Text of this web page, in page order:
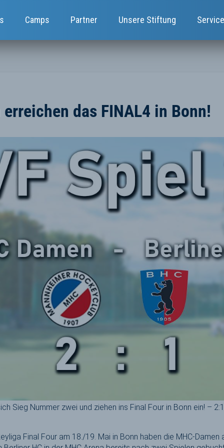
Camps Partner Unsere Stiftung Service
erreichen das FINAL4 in Bonn!
Sieg Nummer zwei und ziehen ins Final Four in Bonn ein! –
Final Four am 18./19. Mai in Bonn haben die MHC-